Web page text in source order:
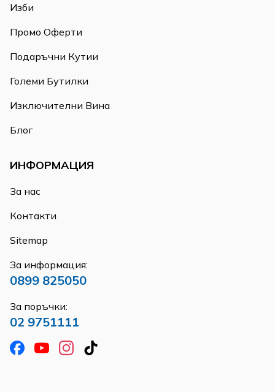
Изби
Промо Оферти
Подаръчни Кутии
Големи Бутилки
Изключителни Вина
Блог
ИНФОРМАЦИЯ
За нас
Контакти
Sitemap
За информация:
0899 825050
За поръчки:
02 9751111